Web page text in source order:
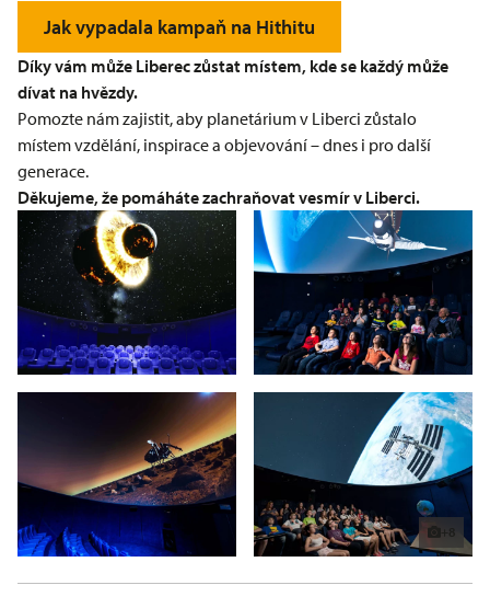
Jak vypadala kampaň na Hithitu
Díky vám může Liberec zůstat místem, kde se každý může
dívat na hvězdy.
Pomozte nám zajistit, aby planetárium v Liberci zůstalo
místem vzdělání, inspirace a objevování – dnes i pro další
generace.
Děkujeme, že pomáháte zachraňovat vesmír v Liberci.
+8